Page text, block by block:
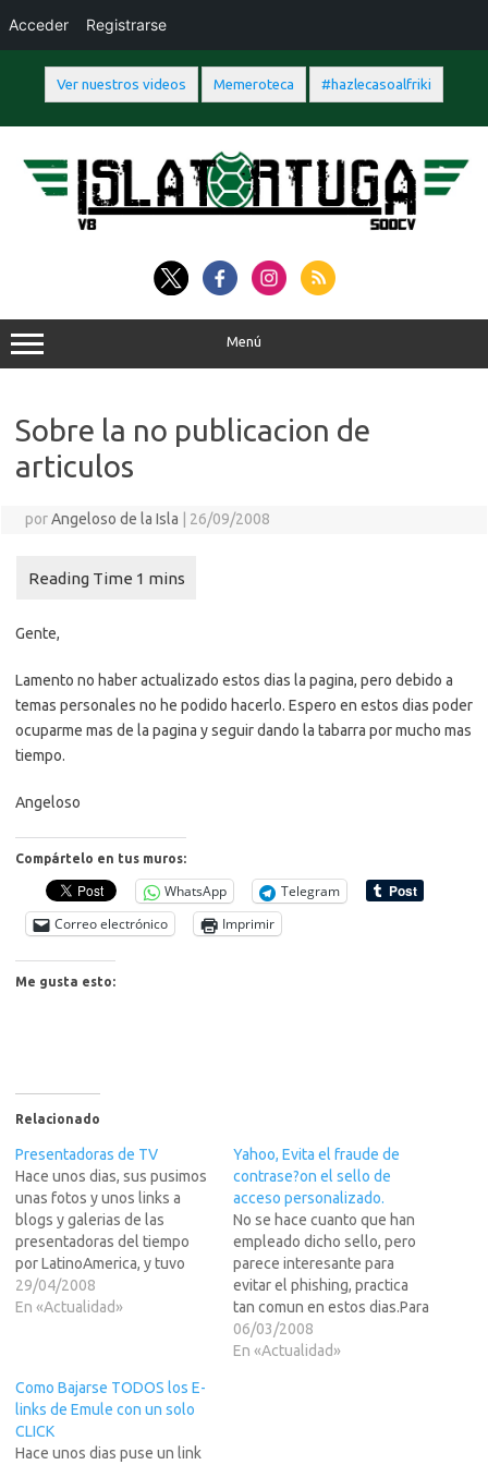
Ver nuestros videos Memeroteca #hazlecasoalfriki
contenido
Menú
Sobre la no publicacion de
articulos
porAngeloso de la Isla 26/09/2008
Gente,
Lamento no haber actualizado estos dias la pagina, pero debido a
temas personales no he podido hacerlo. Espero en estos dias poder
ocuparme mas de la pagina y seguir dando la tabarra por mucho mas
tiempo.
Angeloso
Compártelo en tus muros:
WhatsApp
Telegram
Correo electrónico
Imprimir
Me gusta esto:
Relacionado
Presentadoras de TV
Hace unos dias, sus pusimos
unas fotos y unos links a
blogs y galerias de las
presentadoras del tiempo
por LatinoAmerica, y tuvo
bastante exito dicho post.
Pues ahora para rizar el rizo,
presentadoras de…
29/04/2008
En «Actualidad»
Yahoo, Evita el fraude de
contrase?on el sello de
acceso personalizado.
No se hace cuanto que han
empleado dicho sello, pero
parece interesante para
evitar el phishing, practica
tan comun en estos dias.Para
los que no esten
familiarizados con el
06/03/2008
En «Actualidad»
Como Bajarse TODOS los E-
links de Emule con un solo
CLICK
Hace unos dias puse un link
Acceder Registrarse